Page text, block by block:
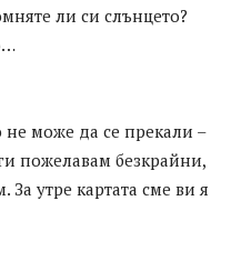
ли си слънцето?
може да се прекали –
пожелавам безкрайни,
За утре картата сме ви я